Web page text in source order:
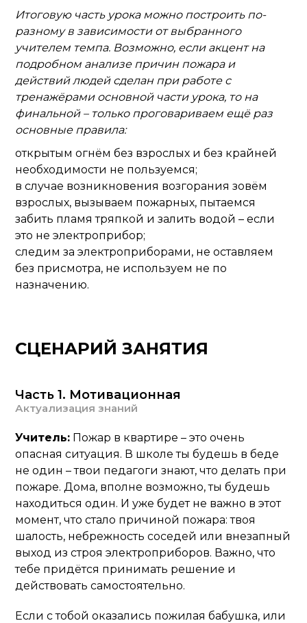
Итоговую часть урока можно построить по-
разному в зависимости от выбранного
учителем темпа. Возможно, если акцент на
подробном анализе причин пожара и
действий людей сделан при работе с
тренажёрами основной части урока, то на
финальной – только проговариваем ещё раз
основные правила:
открытым огнём без взрослых и без крайней
необходимости не пользуемся;
в случае возникновения возгорания зовём
взрослых, вызываем пожарных, пытаемся
забить пламя тряпкой и залить водой – если
это не электроприбор;
следим за электроприборами, не оставляем
без присмотра, не используем не по
назначению.
СЦЕНАРИЙ ЗАНЯТИЯ
Часть 1. Мотивационная
Актуализация знаний
Учитель: Пожар в квартире – это очень
опасная ситуация. В школе ты будешь в беде
не один – твои педагоги знают, что делать при
пожаре. Дома, вполне возможно, ты будешь
находиться один. И уже будет не важно в этот
момент, что стало причиной пожара: твоя
шалость, небрежность соседей или внезапный
выход из строя электроприборов. Важно, что
тебе придётся принимать решение и
действовать самостоятельно.
Если с тобой оказались пожилая бабушка, или